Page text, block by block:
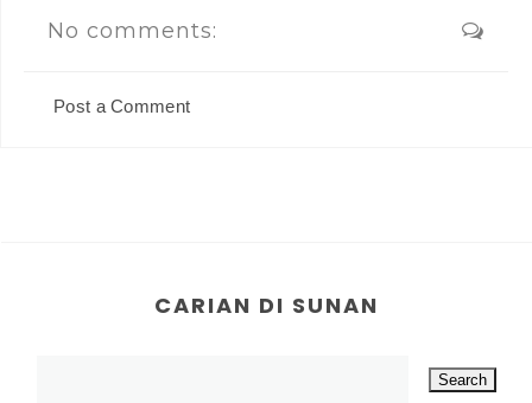
No comments:
Post a Comment
CARIAN DI SUNAN